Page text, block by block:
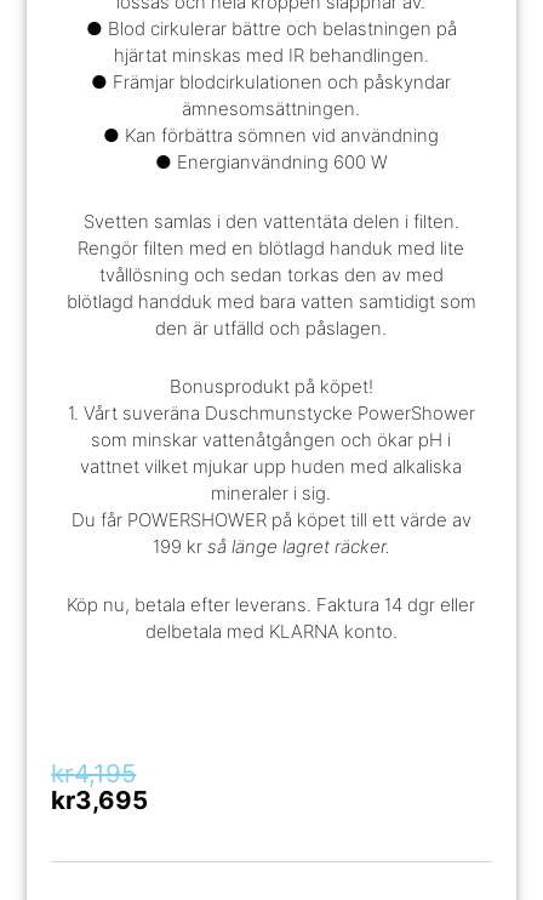
● Blod cirkulerar bättre och belastningen på
hjärtat minskas med IR behandlingen.
● Främjar blodcirkulationen och påskyndar
ämnesomsättningen.
● Kan förbättra sömnen vid användning
● Energianvändning 600 W
Svetten samlas i den vattentäta delen i filten.
Rengör filten med en blötlagd handuk med lite
tvållösning och sedan torkas den av med
blötlagd handduk med bara vatten samtidigt som
den är utfälld och påslagen.
Bonusprodukt på köpet!
1. Vårt suveräna Duschmunstycke PowerShower
som minskar vattenåtgången och ökar pH i
vattnet vilket mjukar upp huden med alkaliska
mineraler i sig.
Du får POWERSHOWER på köpet till ett värde av
199 kr så länge lagret räcker.
Köp nu, betala efter leverans. Faktura 14 dgr eller
delbetala med KLARNA konto.
kr4,195
Original
price
kr3,695
Current
price